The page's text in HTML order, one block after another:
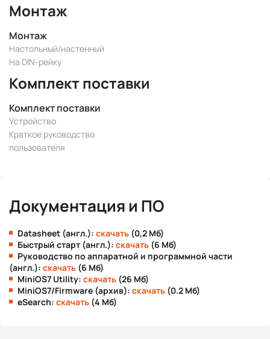
Монтаж
Монтаж
Настольный/настенный
На DIN-рейку
Комплект поставки
Комплект поставки
Устройство
Краткое руководство
пользователя
Документация и ПО
Datasheet (англ.): скачать (0,2 Мб)
Быстрый старт (англ.): скачать (6 Мб)
Руководство по аппаратной и программной части
(англ.): скачать (6 Мб)
MiniOS7 Utility: скачать (26 Мб)
MiniOS7/Firmware (архив): скачать (0.2 Мб)
eSearch: скачать (4 Мб)